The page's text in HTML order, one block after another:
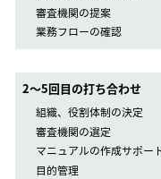
審査機関の提案
業務フローの確認
2〜5回目の打ち合わせ
組織、役割体制の決定
審査機関の選定
マニュアルの作成サポー
目的管理